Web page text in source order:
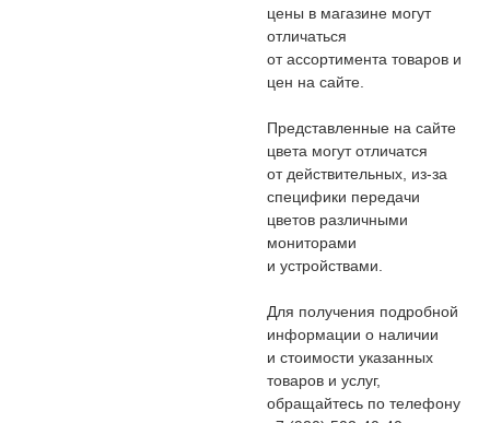
цены в магазине могут
отличаться
от ассортимента товаров и
цен на сайте.
Представленные на сайте
цвета могут отличатся
от действительных, из-за
специфики передачи
цветов различными
мониторами
и устройствами.
Для получения подробной
информации о наличии
и стоимости указанных
товаров и услуг,
обращайтесь по телефону